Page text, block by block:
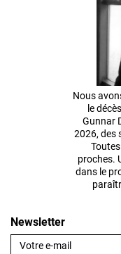
Nous
le
Gunnar
2026, des
proches.
dans le
Newsletter